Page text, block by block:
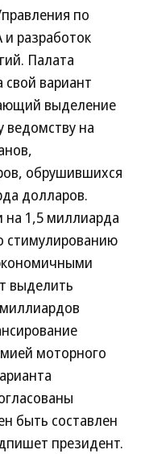
по
разработок
Палата
свой вариант
выделение
ведомству на
обрушившихся
долларов.
на 1,5 миллиарда
стимулированию
выделить
моторного
быть составлен
президент.